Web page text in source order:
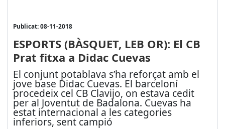
Publicat: 08-11-2018
ESPORTS (BÀSQUET, LEB OR): El CB
Prat fitxa a Didac Cuevas
El conjunt potablava s’ha reforçat amb el
jove base Didac Cuevas. El barceloní
procedeix cel CB Clavijo, on estava cedit
per al Joventut de Badalona. Cuevas ha
estat internacional a les categories
inferiors, sent campió